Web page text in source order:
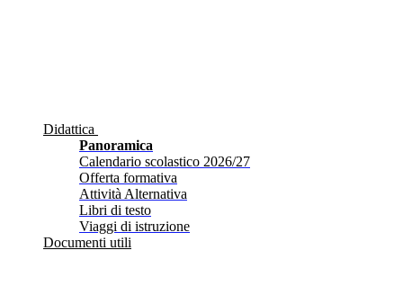
Didattica
Panoramica
Calendario scolastico 2026/27
Offerta formativa
Attività Alternativa
Libri di testo
Viaggi di istruzione
Documenti utili